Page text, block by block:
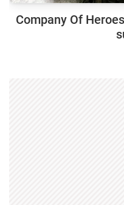
Company Of